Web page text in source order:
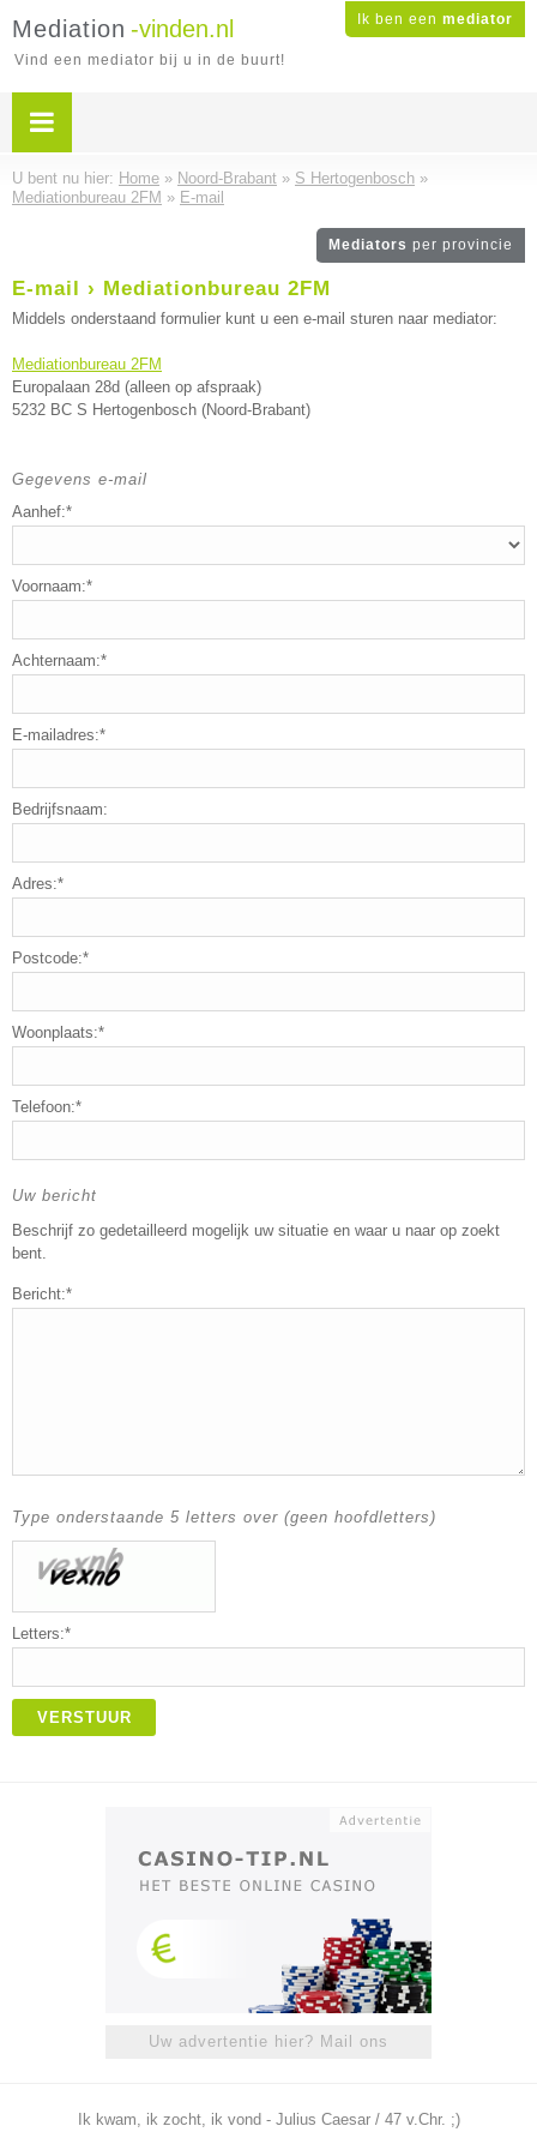
Ik ben een mediator
Mediation -vinden.nl
Vind een mediator bij u in de buurt!
U bent nu hier: Home » Noord-Brabant » S Hertogenbosch »
Mediationbureau 2FM » E-mail
Mediators per provincie
E-mail › Mediationbureau 2FM
Middels onderstaand formulier kunt u een e-mail sturen naar mediator:
Mediationbureau 2FM
Europalaan 28d (alleen op afspraak)
5232 BC S Hertogenbosch (Noord-Brabant)
Gegevens e-mail
Aanhef:*
Voornaam:*
Achternaam:*
E-mailadres:*
Bedrijfsnaam:
Adres:*
Postcode:*
Woonplaats:*
Telefoon:*
Uw bericht
Beschrijf zo gedetailleerd mogelijk uw situatie en waar u naar op zoekt
bent.
Bericht:*
Type onderstaande 5 letters over (geen hoofdletters)
Letters:*
VERSTUUR
Uw advertentie hier? Mail ons
Ik kwam, ik zocht, ik vond - Julius Caesar / 47 v.Chr. ;)